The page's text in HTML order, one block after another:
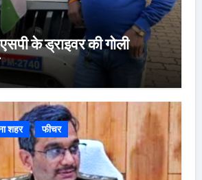
के ड्राइवर की गोली
शहर फीचर